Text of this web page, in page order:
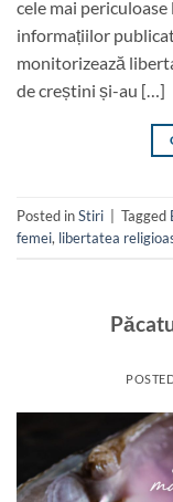
cele mai
informațiilor
monitorizează
de creștini și-au […]
Posted inStiri Tagged
femei, libertatea